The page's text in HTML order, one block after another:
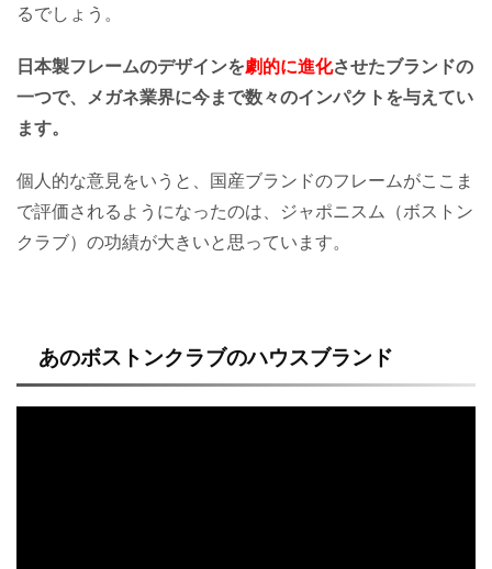
るでしょう。
日本製フレームのデザインを劇的に進化させたブランドの
一つで、メガネ業界に今まで数々のインパクトを与えてい
ます。
個人的な意見をいうと、国産ブランドのフレームがここま
で評価されるようになったのは、ジャポニスム（ボストン
クラブ）の功績が大きいと思っています。
あのボストンクラブのハウスブランド